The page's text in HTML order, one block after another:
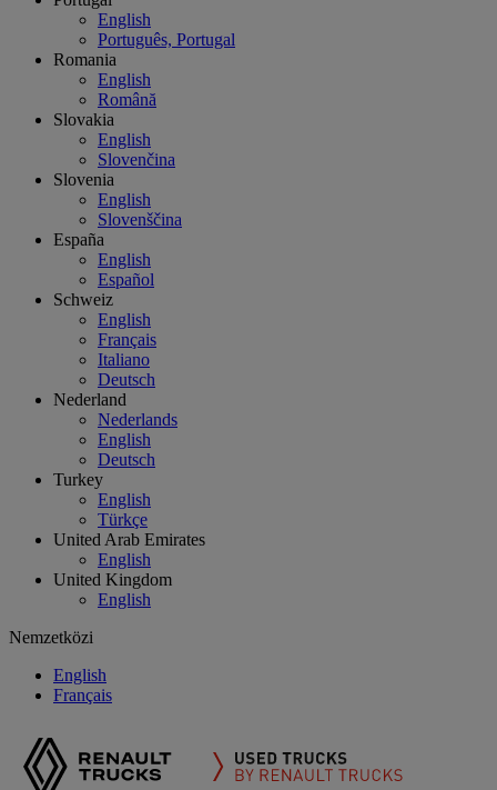
English
Português, Portugal
Romania
English
Română
Slovakia
English
Slovenčina
Slovenia
English
Slovenščina
España
English
Español
Schweiz
English
Français
Italiano
Deutsch
Nederland
Nederlands
English
Deutsch
Turkey
English
Türkçe
United Arab Emirates
English
United Kingdom
English
Nemzetközi
English
Français